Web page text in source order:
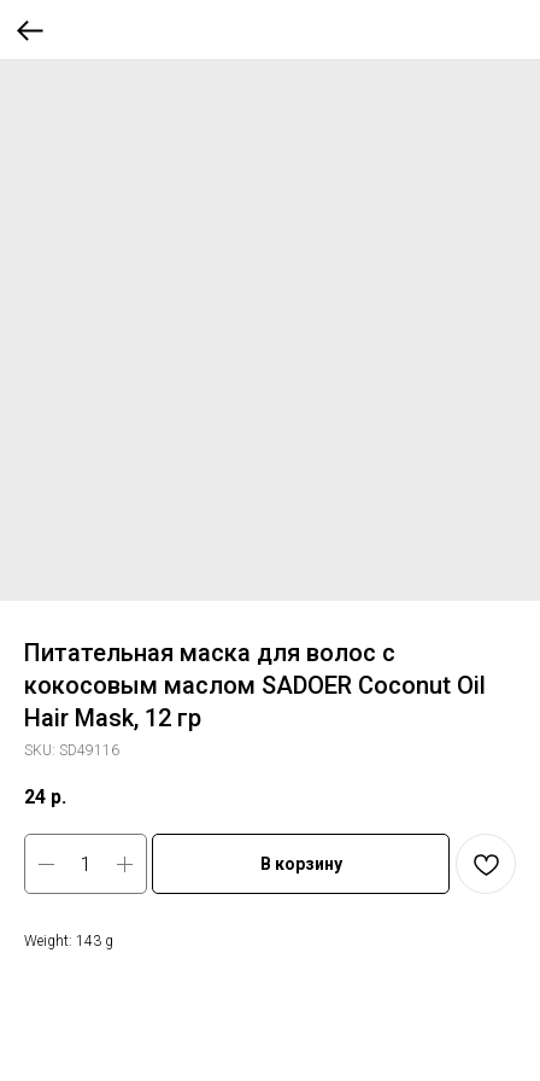
Питательная маска для волос с
кокосовым маслом SADOER Coconut Oil
Hair Mask, 12 гр
SKU: SD49116
24 р.
В корзину
Weight: 143 g